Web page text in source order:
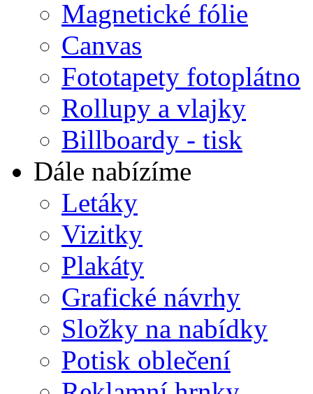
Magnetické fólie
Canvas
Fototapety fotoplátno
Rollupy a vlajky
Billboardy - tisk
Dále nabízíme
Letáky
Vizitky
Plakáty
Grafické návrhy
Složky na nabídky
Potisk oblečení